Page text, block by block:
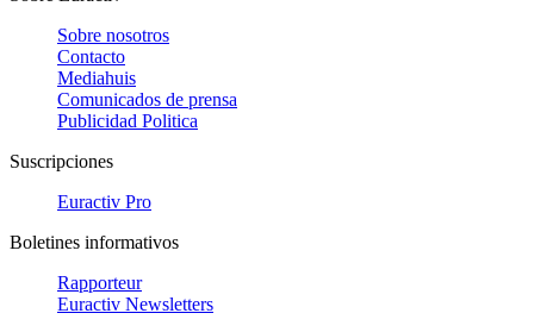
Sobre nosotros
Contacto
Mediahuis
Comunicados de prensa
Publicidad Politica
Suscripciones
Euractiv Pro
Boletines informativos
Rapporteur
Euractiv Newsletters